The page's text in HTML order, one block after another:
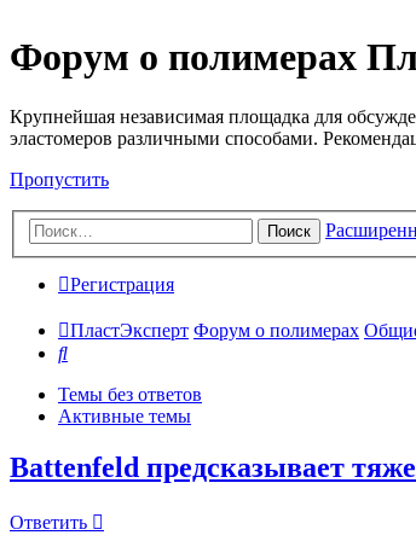
Форум о полимерах
Крупнейшая независимая площадка для
эластомеров различными способами.
Пропустить
Поиск
Регистрация
ПластЭксперт Форум о полимерах
Поиск
Темы без ответов
Активные темы
Battenfeld предсказывает
Ответить